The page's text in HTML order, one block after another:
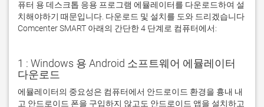
퓨터 용 데스크톱 응용 프로그램 에뮬레이터를 다운로드하여 설
치해야하기 때문입니다. 다운로드 및 설치를 도와 드리겠습니다
Comcenter SMART 아래의 간단한 4 단계로 컴퓨터에서:
1 : Windows 용 Android 소프트웨어 에뮬레이터
다운로드
에뮬레이터의 중요성은 컴퓨터에서 안드로이드 환경을 흉내 내
고 안드로이드 폰을 구입하지 않고도 안드로이드 앱을 설치하고